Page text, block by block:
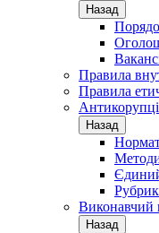
Назад
Правила
Правила
Назад
Виконавчий
Назад